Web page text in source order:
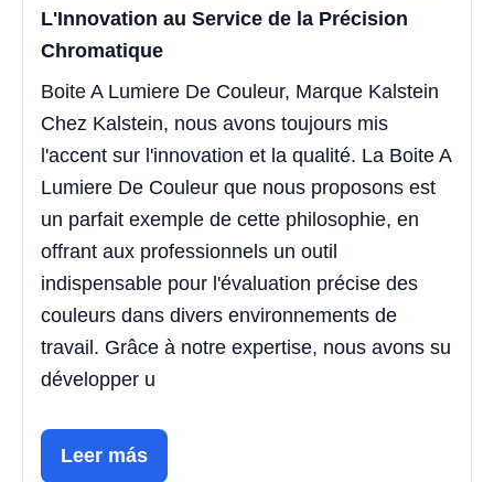
L'Innovation au Service de la Précision
Chromatique
Boite A Lumiere De Couleur, Marque Kalstein
Chez Kalstein, nous avons toujours mis
l'accent sur l'innovation et la qualité. La Boite A
Lumiere De Couleur que nous proposons est
un parfait exemple de cette philosophie, en
offrant aux professionnels un outil
indispensable pour l'évaluation précise des
couleurs dans divers environnements de
travail. Grâce à notre expertise, nous avons su
développer u
Leer más